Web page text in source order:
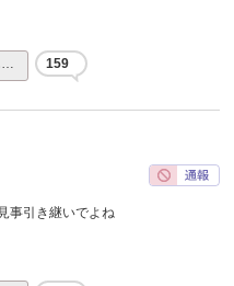
… 159
事引き継いでよね